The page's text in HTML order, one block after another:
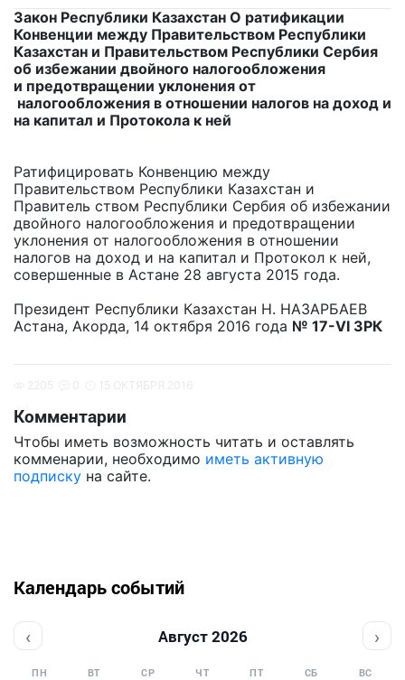
Закон Республики Казахстан О ратификации
Конвенции между Правительством Республики
Казахстан и Правительством Республики Сербия
об избежании двойного налогообложения
и предотвращении уклонения от
налогообложения в отношении налогов на доход и
на капитал и Протокола к ней
Ратифицировать Конвенцию между
Правительством Республики Казахстан и
Правитель ством Республики Сербия об избежании
двойного налогообложения и предотвращении
уклонения от налогообложения в отношении
налогов на доход и на капитал и Протокол к ней,
совершенные в Астане 28 августа 2015 года.
Президент Республики Казахстан Н. НАЗАРБАЕВ
Астана, Акорда, 14 октября 2016 года № 17-VI ЗРК
Комментарии
Чтобы иметь возможность читать и оставлять
комменарии, необходимо иметь активную
подписку на сайте.
Календарь событий
‹ Август 2026 ›
ПН ВТ СР ЧТ ПТ СБ ВС